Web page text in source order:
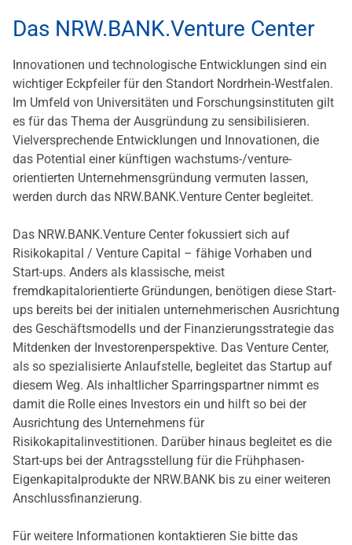
Das NRW.BANK.Venture Center
Innovationen und technologische Entwicklungen sind ein
wichtiger Eckpfeiler für den Standort Nordrhein-Westfalen.
Im Umfeld von Universitäten und Forschungsinstituten gilt
es für das Thema der Ausgründung zu sensibilisieren.
Vielversprechende Entwicklungen und Innovationen, die
das Potential einer künftigen wachstums-/venture-
orientierten Unternehmensgründung vermuten lassen,
werden durch das NRW.BANK.Venture Center begleitet.
Das NRW.BANK.Venture Center fokussiert sich auf
Risikokapital / Venture Capital – fähige Vorhaben und
Start-ups. Anders als klassische, meist
fremdkapitalorientierte Gründungen, benötigen diese Start-
ups bereits bei der initialen unternehmerischen Ausrichtung
des Geschäftsmodells und der Finanzierungsstrategie das
Mitdenken der Investorenperspektive. Das Venture Center,
als so spezialisierte Anlaufstelle, begleitet das Startup auf
diesem Weg. Als inhaltlicher Sparringspartner nimmt es
damit die Rolle eines Investors ein und hilft so bei der
Ausrichtung des Unternehmens für
Risikokapitalinvestitionen. Darüber hinaus begleitet es die
Start-ups bei der Antragsstellung für die Frühphasen-
Eigenkapitalprodukte der NRW.BANK bis zu einer weiteren
Anschlussfinanzierung.
Für weitere Informationen kontaktieren Sie bitte das